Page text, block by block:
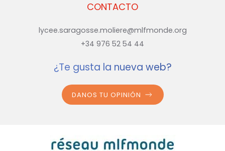
CONTACTO
lycee.saragosse.moliere@mlfmonde.org
+34 976 52 54 44
¿Te gusta la nueva web?
DANOS TU OPINIÓN